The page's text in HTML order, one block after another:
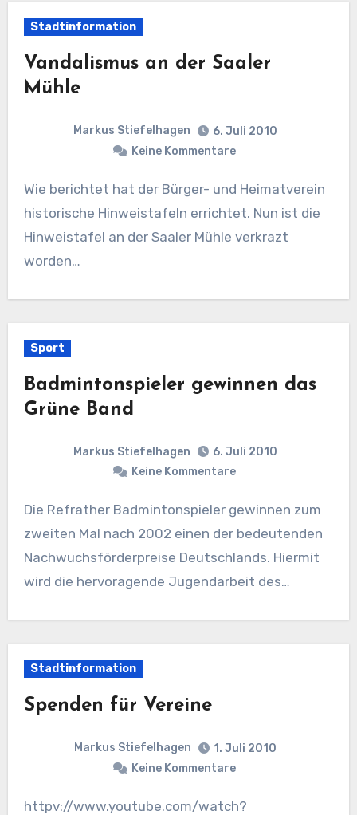
Stadtinformation
Vandalismus an der Saaler
Mühle
Markus Stiefelhagen
6. Juli 2010
Keine Kommentare
Wie berichtet hat der Bürger- und Heimatverein
historische Hinweistafeln errichtet. Nun ist die
Hinweistafel an der Saaler Mühle verkrazt
worden…
Sport
Badmintonspieler gewinnen das
Grüne Band
Markus Stiefelhagen
6. Juli 2010
Keine Kommentare
Die Refrather Badmintonspieler gewinnen zum
zweiten Mal nach 2002 einen der bedeutenden
Nachwuchsförderpreise Deutschlands. Hiermit
wird die hervoragende Jugendarbeit des…
Stadtinformation
Spenden für Vereine
Markus Stiefelhagen
1. Juli 2010
Keine Kommentare
httpv://www.youtube.com/watch?